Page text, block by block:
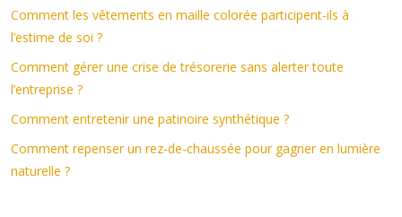
Comment les vêtements en maille colorée participent-ils à
l’estime de soi ?
Comment gérer une crise de trésorerie sans alerter toute
l’entreprise ?
Comment entretenir une patinoire synthétique ?
Comment repenser un rez-de-chaussée pour gagner en lumière
naturelle ?